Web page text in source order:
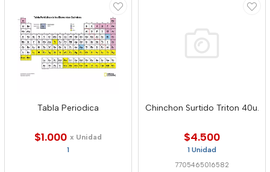
Tabla Periodica
$1.000 x Unidad
1
Chinchon Surtido Triton 40u.
$4.500
1 Unidad
7705465016582